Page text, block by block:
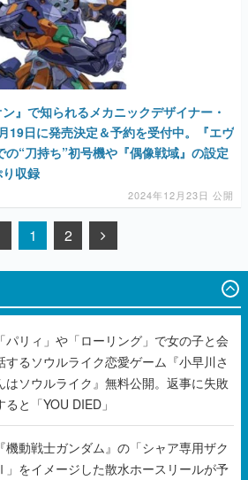
』で知られるメカニックデザイナー・
19日に発売決定＆予約を受付中。『エヴ
“刀持ち”初号機や『偶像戦域』の設定
収録
2024年12月23日 公開
1 2
「パリィ」や「ローリング」で女の子と会
するソウルライク恋愛ゲーム『小早川さ
はソウルライク』無料公開。返事に失敗
ると「YOU DIED」
『機動戦士ガンダム』の「シャア専用ザク
」をイメージした散水ホースリールが予